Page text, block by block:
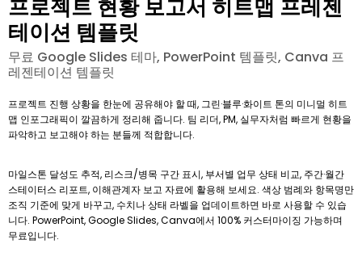
프로젝트 현황 보고서 히트맵 프레젠
테이션 템플릿
무료 Google Slides 테마, PowerPoint 템플릿, Canva 프
레젠테이션 템플릿
프로젝트 진행 상황을 한눈에 공유해야 할 때, 그린·블루·화이트 톤의 미니멀 히트
맵 인포그래픽이 깔끔하게 정리해 줍니다. 팀 리더, PM, 실무자처럼 빠르게 현황을
파악하고 보고해야 하는 분들께 적합합니다.
마일스톤 달성도 추적, 리스크/병목 구간 표시, 부서별 업무 상태 비교, 주간·월간
스테이터스 리포트, 이해관계자 보고 자료에 활용해 보세요. 색상 범례와 항목명만
조직 기준에 맞게 바꾸고, 수치나 상태 라벨을 업데이트하면 바로 사용할 수 있습
니다. PowerPoint, Google Slides, Canva에서 100% 커스터마이징 가능하며
무료입니다.